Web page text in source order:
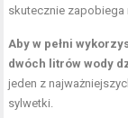
skutecznie zapobiega
Aby w pełni
dwóch litrów wody
jeden z
sylwetki.